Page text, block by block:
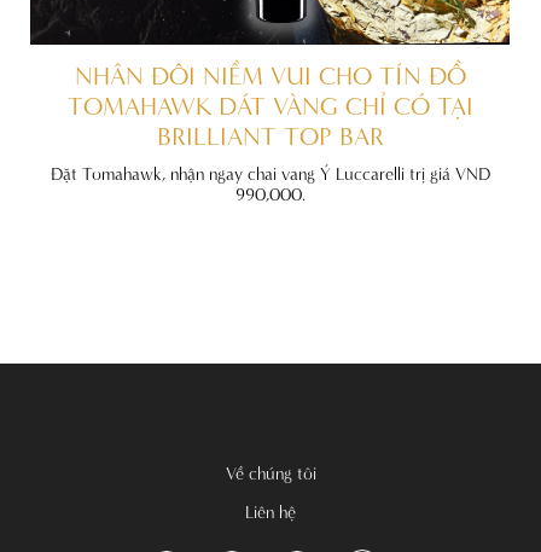
NHÂN ĐÔI NIỀM VUI CHO TÍN ĐỒ
TOMAHAWK DÁT VÀNG CHỈ CÓ TẠI
BRILLIANT TOP BAR
Đặt Tomahawk, nhận ngay chai vang Ý Luccarelli trị giá VND
990,000.
Về chúng tôi
Liên hệ